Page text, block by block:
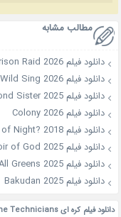
مطالب مشابه
دانلود فیلم Golden Kamuy: The Abashiri Prison Raid 2026
دانلود فیلم Wild Sing 2026
دانلود فیلم Second Sister 2025
دانلود فیلم Colony 2026
دانلود فیلم A Banana? At This Time of Night? 2018
دانلود فیلم Choir of God 2025
دانلود فیلم All Greens 2025
دانلود فیلم Bakudan 2025
دانلود فیلم کره ای The Technicians